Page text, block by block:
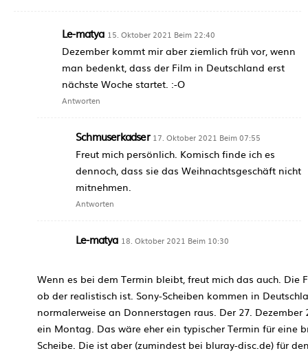
Le-matya 15. Oktober 2021 Beim 22:40
Dezember kommt mir aber ziemlich früh vor, wenn
man bedenkt, dass der Film in Deutschland erst
nächste Woche startet. :-O
Antworten
Schmuserkadser 17. Oktober 2021 Beim 07:55
Freut mich persönlich. Komisch finde ich es
dennoch, dass sie das Weihnachtsgeschäft nicht
mitnehmen.
Antworten
Le-matya 18. Oktober 2021 Beim 10:30
Wenn es bei dem Termin bleibt, freut mich das auch. Die
ob der realistisch ist. Sony-Scheiben kommen in
normalerweise an Donnerstagen raus. Der 27. Dezember
ein Montag. Das wäre eher ein typischer Termin für eine
Scheibe. Die ist aber (zumindest bei bluray-disc.de) für